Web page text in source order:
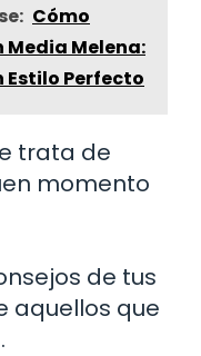
Cómo
Media Melena:
Estilo Perfecto
trata de
momento
de tus
aquellos que